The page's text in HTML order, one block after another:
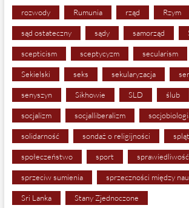
rozwody Rumunia rząd Rzym
sąd ostateczny sądy samorząd
scepticism sceptycyzm secularism
Sekielski seks sekularyzacja
senyszyn Sikhowie SLD ślub
socjalizm socjalliberalizm
solidarność sondaż o religijności
społeczeństwo sport sprawiedliwość
sprzeciw sumienia sprzeczności między
Sri Lanka Stany Zjednoczone